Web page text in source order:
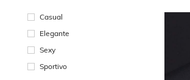
Casual
Elegante
Sexy
Sportivo